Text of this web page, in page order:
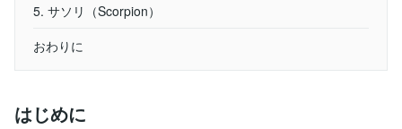
5. サソリ（Scorpion）
おわりに
はじめに